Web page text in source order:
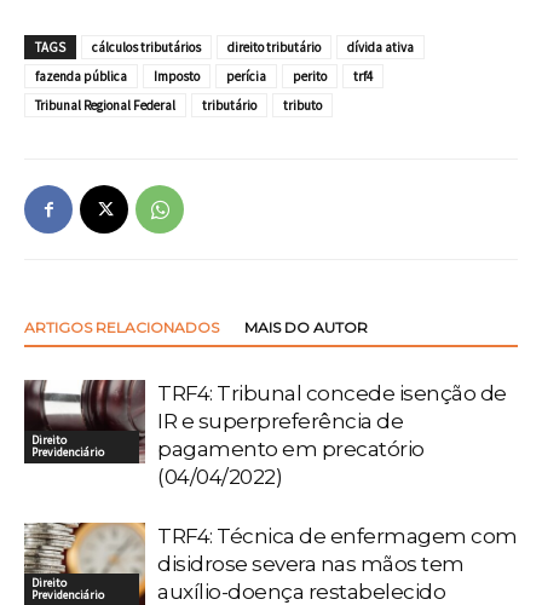
TAGS cálculos tributários direito tributário
dívida ativa
fazenda pública
Imposto perícia perito
trf4
Tribunal Regional Federal
tributário tributo
ARTIGOS RELACIONADOS MAIS DO AUTOR
Direito
Previdenciário
TRF4: Tribunal concede isenção de
IR e superpreferência de
pagamento em precatório
(04/04/2022)
Direito
Previdenciário
TRF4: Técnica de enfermagem com
disidrose severa nas mãos tem
auxílio-doença restabelecido